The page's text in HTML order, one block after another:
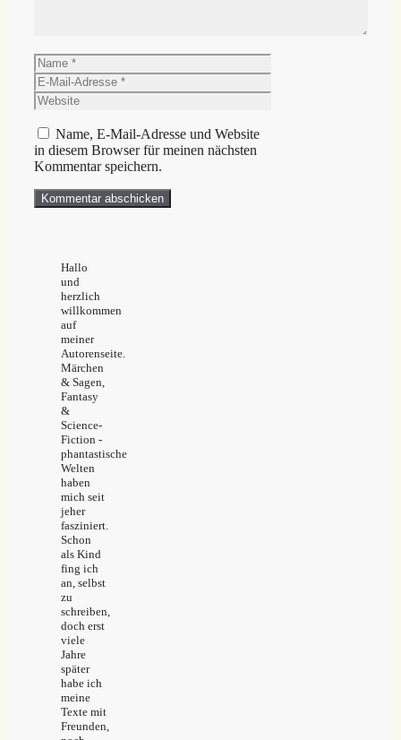
Name
E-
Mail-
Adresse
Website
Name, E-Mail-Adresse und Website
in diesem Browser für meinen nächsten
Kommentar speichern.
Hallo
und
herzlich
willkommen
auf
meiner
Autorenseite.
Märchen
& Sagen,
Fantasy
&
Science-
Fiction -
phantastische
Welten
haben
mich seit
jeher
fasziniert.
Schon
als Kind
fing ich
an, selbst
zu
schreiben,
doch erst
viele
Jahre
später
habe ich
meine
Texte mit
Freunden,